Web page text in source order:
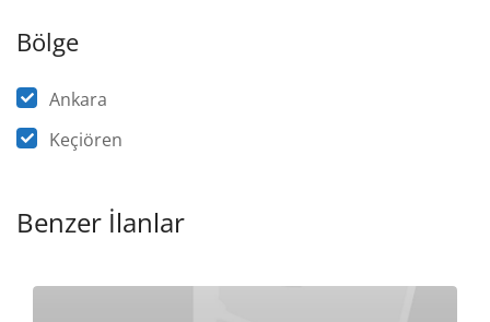
Bölge
Ankara
Keçiören
Benzer İlanlar